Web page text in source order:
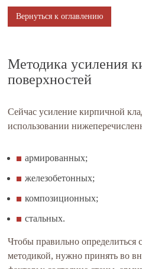
Вернуться к оглавлению
Методика усиления
поверхностей
Сейчас усиление кирпичной
использовании
армированных;
железобетонных;
композиционных;
стальных.
Чтобы правильно определиться
методикой, нужно принять во